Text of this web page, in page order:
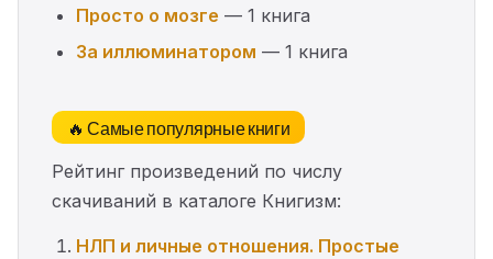
Просто о мозге — 1 книга
За иллюминатором — 1 книга
🔥 Самые популярные книги
Рейтинг произведений по числу
скачиваний в каталоге Книгизм:
НЛП и личные отношения. Простые